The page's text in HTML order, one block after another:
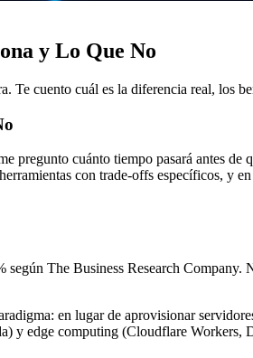
y Lo Que No
cuento cuál es la diferencia real, los
cuánto tiempo pasará antes de
con trade-offs específicos, y
The Business Research Company.
en lugar de aprovisionar
y edge computing (Cloudflare